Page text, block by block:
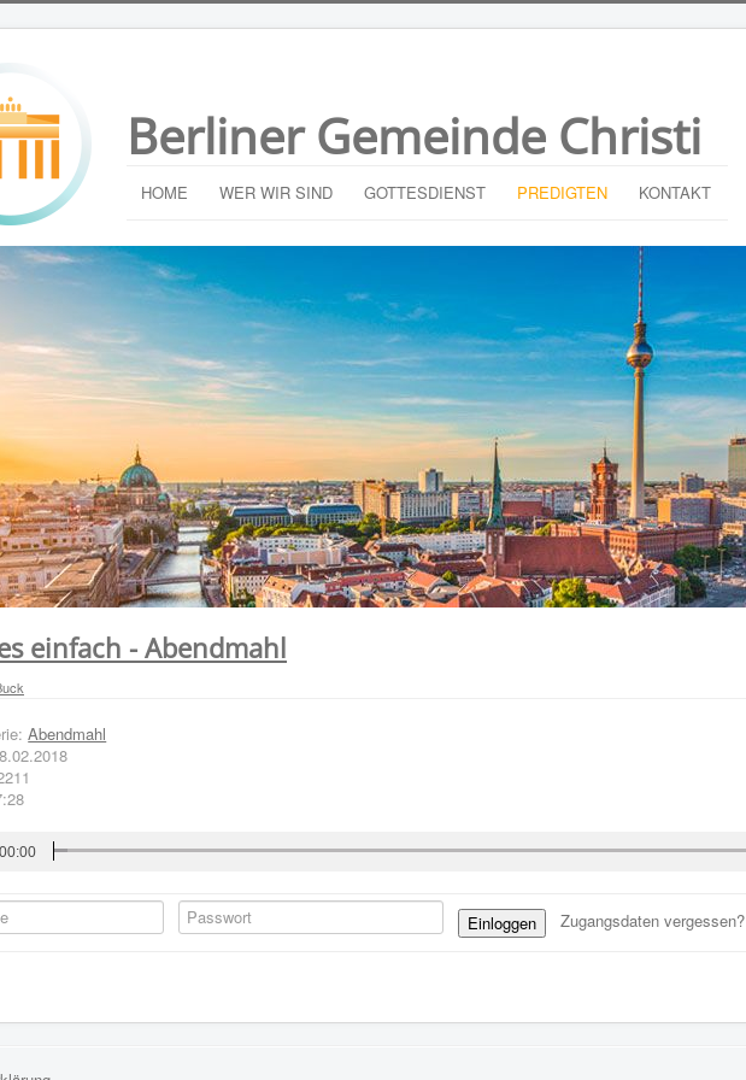
Berliner Gemeinde Christi
HOME WER WIR SIND GOTTESDIENST PREDIGTEN KONTAKT
einfach - Abendmahl
Abendmahl
00:00
Einloggen Zugangsdaten vergessen?